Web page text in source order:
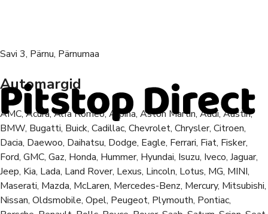
Savi 3, Pärnu, Pärnumaa
Automargid
AMC, Acura, Alfa Romeo, Alpina, Aston Martin, Audi, Austin,
BMW, Bugatti, Buick, Cadillac, Chevrolet, Chrysler, Citroen,
Dacia, Daewoo, Daihatsu, Dodge, Eagle, Ferrari, Fiat, Fisker,
Ford, GMC, Gaz, Honda, Hummer, Hyundai, Isuzu, Iveco, Jaguar,
Jeep, Kia, Lada, Land Rover, Lexus, Lincoln, Lotus, MG, MINI,
Maserati, Mazda, McLaren, Mercedes-Benz, Mercury, Mitsubishi,
Nissan, Oldsmobile, Opel, Peugeot, Plymouth, Pontiac,